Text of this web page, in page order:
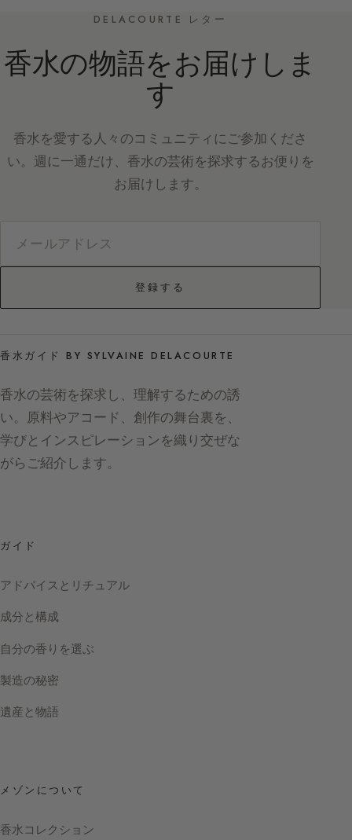
DELACOURTE レター
香水の物語をお届けしま
す
香水を愛する人々のコミュニティにご参加くださ
い。週に一通だけ、香水の芸術を探求するお便りを
お届けします。
登録する
香水ガイド BY SYLVAINE DELACOURTE
香水の芸術を探求し、理解するための誘
い。原料やアコード、創作の舞台裏を、
学びとインスピレーションを織り交ぜな
がらご紹介します。
ガイド
アドバイスとリチュアル
成分と構成
自分の香りを選ぶ
製造の秘密
遺産と物語
メゾンについて
香水コレクション